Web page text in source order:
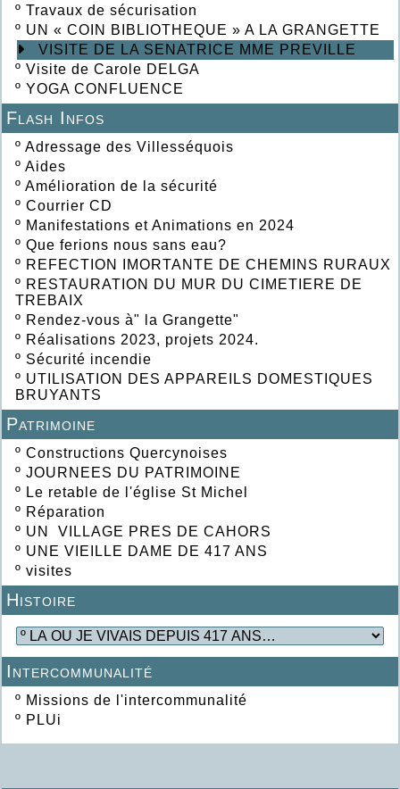
º Travaux de sécurisation
º UN « COIN BIBLIOTHEQUE » A LA GRANGETTE
VISITE DE LA SENATRICE MME PREVILLE
º Visite de Carole DELGA
º YOGA CONFLUENCE
Flash Infos
º Adressage des Villesséquois
º Aides
º Amélioration de la sécurité
º Courrier CD
º Manifestations et Animations en 2024
º Que ferions nous sans eau?
º REFECTION IMORTANTE DE CHEMINS RURAUX
º RESTAURATION DU MUR DU CIMETIERE DE
TREBAIX
º Rendez-vous à" la Grangette"
º Réalisations 2023, projets 2024.
º Sécurité incendie
º UTILISATION DES APPAREILS DOMESTIQUES
BRUYANTS
Patrimoine
º Constructions Quercynoises
º JOURNEES DU PATRIMOINE
º Le retable de l'église St Michel
º Réparation
º UN VILLAGE PRES DE CAHORS
º UNE VIEILLE DAME DE 417 ANS
º visites
Histoire
Intercommunalité
º Missions de l'intercommunalité
º PLUi